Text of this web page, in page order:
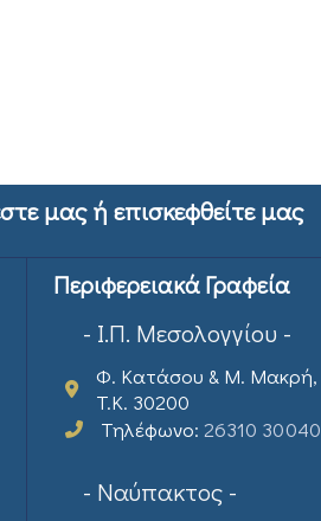
μας ή επισκεφθείτε μας
Περιφερειακά Γραφεία
- Ι.Π. Μεσολογγίου -
Φ. Κατάσου & Μ. Μακρή,
T.K. 30200
Τηλέφωνο: 26310 30040
- Ναύπακτος -